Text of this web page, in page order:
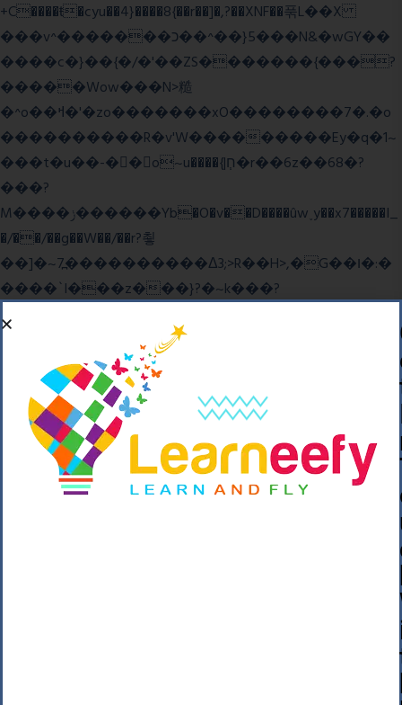
+C����ŧ�cyu��4}����8{��r��]�,?��XNF��푺L��X
���v^�������כ��^��}5���N&�wGY��
����c�}��{�/�'��ZS�������{���?
�����Wow���N>糙
�^o��ߞ�'�zo�������xO��������7�.�o
����������R�v'W���������Ey�q�1~
���t�u��-�� o~u����{|ח֧�r��6z��68�?
���?
M����ݫ������Yb�O�v��D����ûw˯y��x7�����I_
�/��/��g��W��/��r?쵷
��]�~7߽����������Δ3;>R��H>,�G��ו�:�
���� `I���z���}?�~k���?
��o��C���ǡ���,����*�3��#eۧ_>\��z
�K{DQg�Ϯ��]u��3o�V~�/��@��??
����Y�]�s�n���s
����p��|
��^��������$��ٽ�P���~��4���Snn^
$ ����Ogy/|>ڿ|�I��'A�n��1�$�}
=c"'��K���X�:��?j�ԫ��-